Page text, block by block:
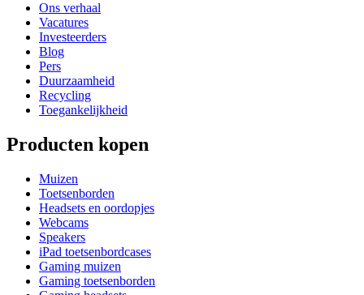
Ons verhaal
Vacatures
Investeerders
Blog
Pers
Duurzaamheid
Recycling
Toegankelijkheid
Producten kopen
Muizen
Toetsenborden
Headsets en oordopjes
Webcams
Speakers
iPad toetsenbordcases
Gaming muizen
Gaming toetsenborden